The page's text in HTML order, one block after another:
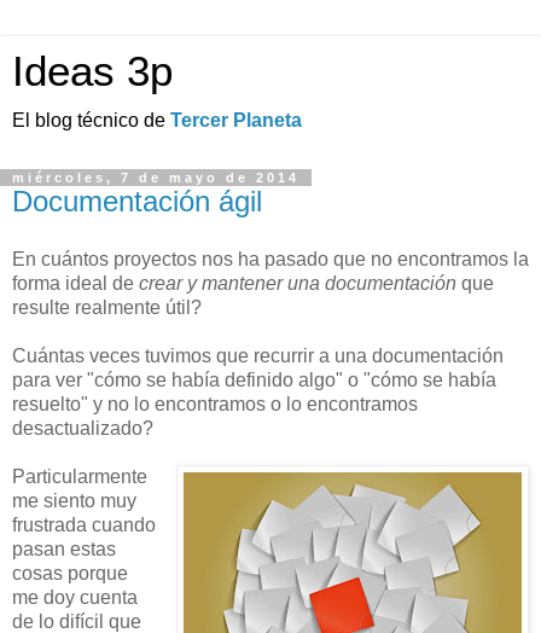
Ideas 3p
El blog técnico de Tercer Planeta
miércoles, 7 de mayo de 2014
Documentación ágil
En cuántos proyectos nos ha pasado que no encontramos la
forma ideal de crear y mantener una documentación que
resulte realmente útil?
Cuántas veces tuvimos que recurrir a una documentación
para ver "cómo se había definido algo" o "cómo se había
resuelto" y no lo encontramos o lo encontramos
desactualizado?
Particularmente
me siento muy
frustrada cuando
pasan estas
cosas porque
me doy cuenta
de lo difícil que